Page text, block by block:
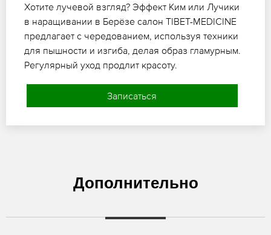
Хотите лучевой взгляд? Эффект Ким или Лучики
в наращивании в Берёзе салон TIBET-MEDICINE
предлагает с чередованием, используя техники
для пышности и изгиба, делая образ гламурным.
Регулярный уход продлит красоту.
Записаться
Дополнительно